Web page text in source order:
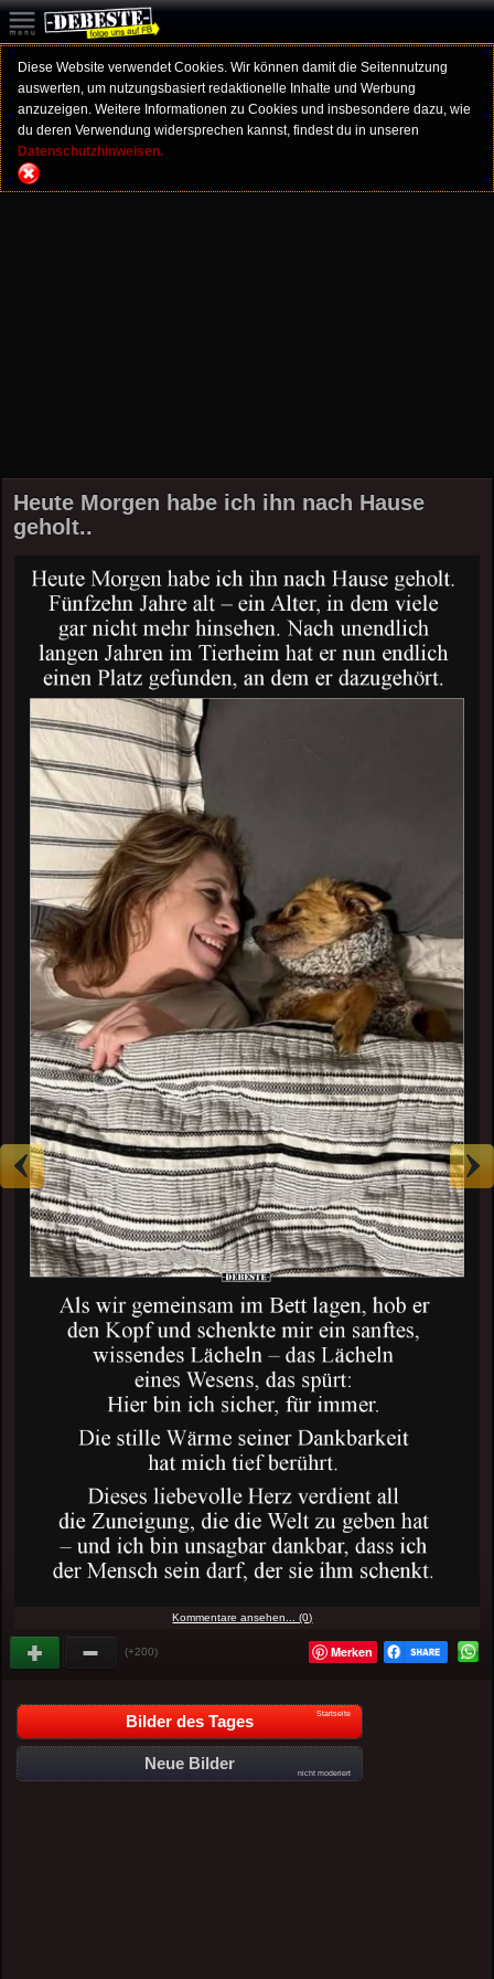
Diese Website verwendet Cookies. Wir können damit die Seitennutzung
auswerten, um nutzungsbasiert redaktionelle Inhalte und Werbung
anzuzeigen. Weitere Informationen zu Cookies und insbesondere dazu, wie
du deren Verwendung widersprechen kannst, findest du in unseren
Datenschutzhinweisen.
Heute Morgen habe ich ihn nach Hause
geholt..
Kommentare ansehen... (0)
(+200) Merken
Bilder des Tages Startseite
Neue Bilder
nicht moderiert